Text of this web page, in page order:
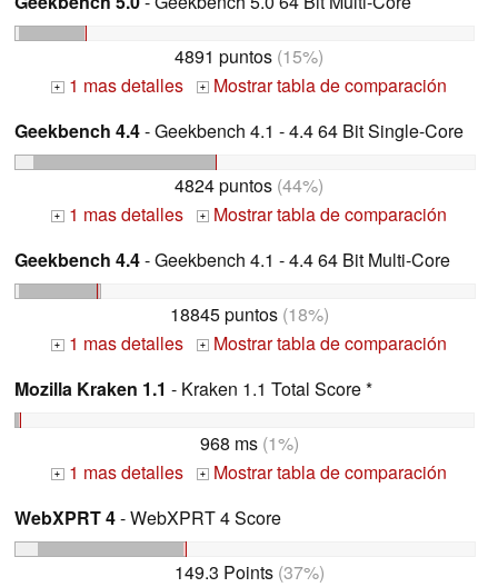
4891 puntos (15%)
+ 1 mas detalles +
Mostrar tabla de comparación
Geekbench 4.4- Geekbench 4.1 - 4.4 64 Bit Single-Core
4824 puntos (44%)
+ 1 mas detalles +
Mostrar tabla de comparación
Geekbench 4.4- Geekbench 4.1 - 4.4 64 Bit Multi-Core
18845 puntos(18%)
+ 1 mas detalles +
Mostrar tabla de comparación
Mozilla Kraken 1.1 - Kraken 1.1 Total Score *
968 ms(1%)
+ 1 mas detalles +
Mostrar tabla de comparación
WebXPRT 4- WebXPRT 4 Score
149.3 Points(37%)